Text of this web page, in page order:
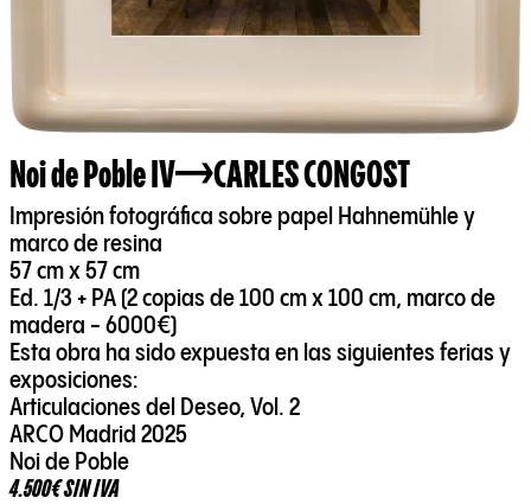
Noi de Poble IV CARLES CONGOST
Impresión fotográfica sobre papel Hahnemühle y
marco de resina
57 cm x 57 cm
Ed. 1/3 + PA (2 copias de 100 cm x 100 cm, marco de
madera - 6000€)
Esta obra ha sido expuesta en las siguientes ferias y
exposiciones:
Articulaciones del Deseo, Vol. 2
ARCO Madrid 2025
Noi de Poble
4.500€ SIN IVA